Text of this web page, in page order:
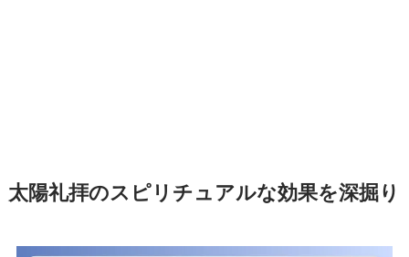
太陽礼拝のスピリチュアルな効果を深掘り